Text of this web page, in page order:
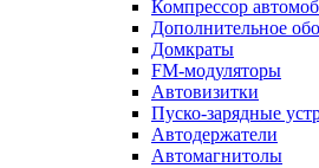
Компрессор
Дополнительное
Домкраты
FM-модуляторы
Автовизитки
Пуско-зарядные
Автодержатели
Автомагнитолы